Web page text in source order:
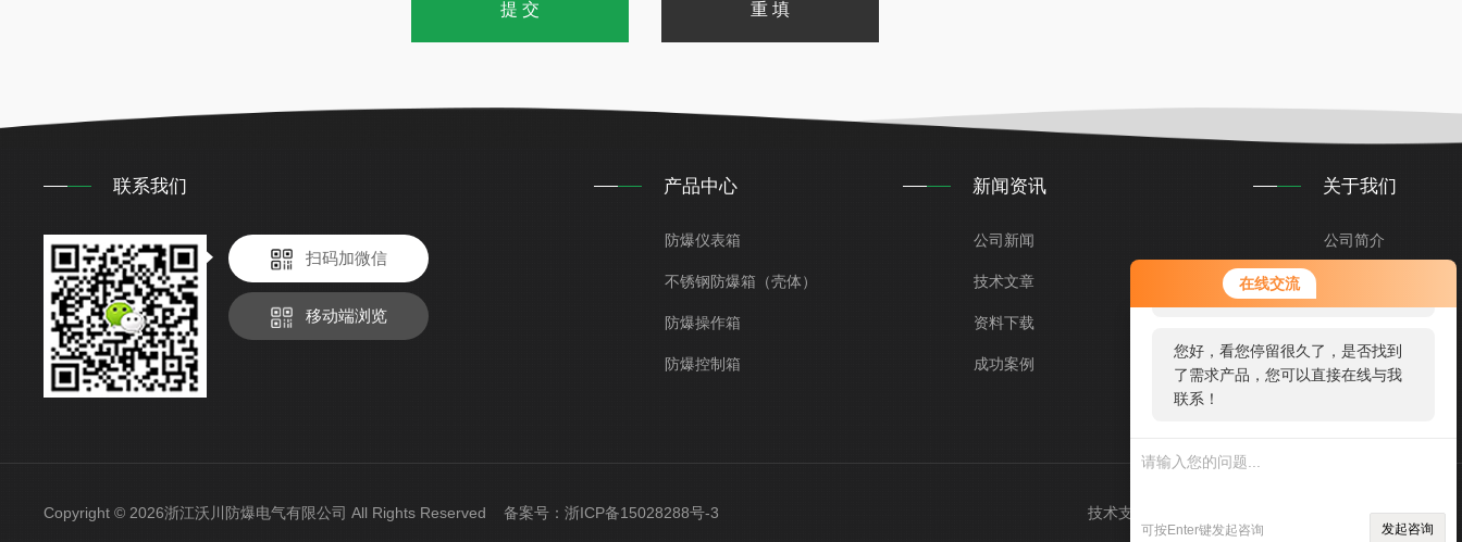
在线交流
您好！欢迎前来咨询，很高兴为您
服务，请问您要咨询什么问题呢？
您好，看您停留很久了，是否找到
了需求产品，您可以直接在线与我
联系！
可按Enter键发起咨询 发起咨询
联系我们
扫码加微信
移动端浏览
产品中心
防爆仪表箱
不锈钢防爆箱（壳体）
防爆操作箱
防爆控制箱
新闻资讯
公司新闻
技术文章
资料下载
成功案例
关于我们
公司简介
留言咨询
Copyright © 2026浙江沃川防爆电气有限公司 All Rights Reserved 备案号：浙ICP备15028288号-3 技术支持： sitemap.xml